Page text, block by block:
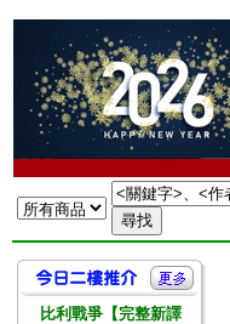
比利戰爭【完整新譯